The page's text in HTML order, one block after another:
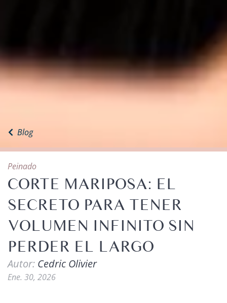
Blog
Peinado
CORTE MARIPOSA: EL
SECRETO PARA TENER
VOLUMEN INFINITO SIN
PERDER EL LARGO
Autor: Cedric Olivier
Ene. 30, 2026